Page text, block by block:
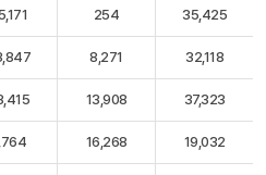
254 35,425
8,271 32,118
13,908 37,323
16,268 19,032